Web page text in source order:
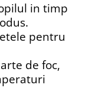
in timp
pentru
de foc,